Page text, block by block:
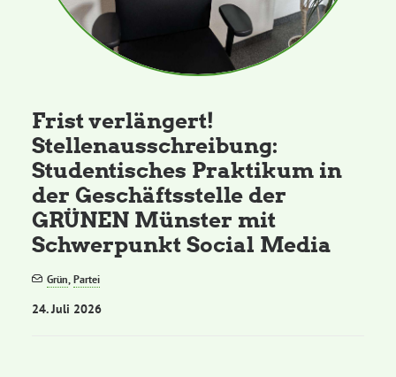
Grüne im Rathaus
Ratsmitglieder 2025 – 2030
Ratsanträge
Fraktionsgeschäftsstelle
Frist verlängert!
Stellenausschreibung:
Studentisches Praktikum in
der Geschäftsstelle der
GRÜNEN Münster mit
Schwerpunkt Social Media
Grün,Partei
24. Juli 2026